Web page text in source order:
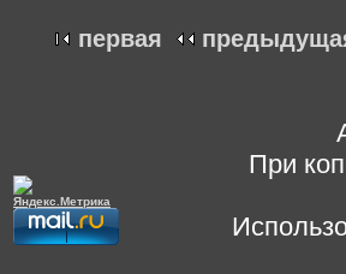
первая
При